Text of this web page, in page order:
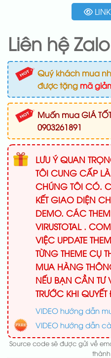
Liên hệ
Quý khách mua
được tặng mã
Muốn mua GIÁ
0903261891
LƯU Ý QUAN
TÔI CUNG CẤP
CHÚNG TÔI CÓ.
KẾT GIAO DIỆN
DEMO. CÁC
VIRUSTOTAL .
VIỆC UPDATE
TỪNG THEME CỤ
MUA HÀNG
NẾU BẠN CẦN TƯ
TRƯỚC KHI
VIDEO hướng dẫn
VIDEO hướng dẫn
Source code sẽ được gửi về